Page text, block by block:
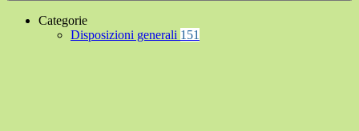
Categorie
Disposizioni generali 151